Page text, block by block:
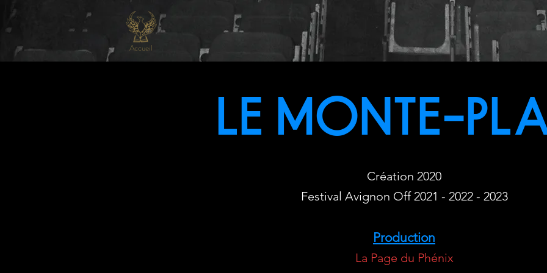
Accueil
LE MONTE-
Création 2020
Festival Avignon Off 2021 - 2022 - 2023
Production
La Page du Phénix